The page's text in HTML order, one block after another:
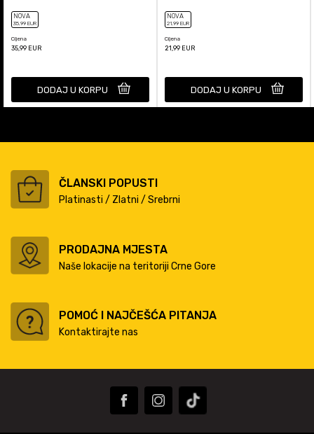
NOVA
35,99 EUR
Cijena
35,99 EUR
DODAJ U KORPU
NOVA
21,99 EUR
Cijena
21,99 EUR
DODAJ U KORPU
ČLANSKI POPUSTI
Platinasti / Zlatni / Srebrni
PRODAJNA MJESTA
Naše lokacije na teritoriji Crne Gore
POMOĆ I NAJČEŠĆA PITANJA
Kontaktirajte nas